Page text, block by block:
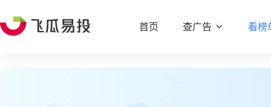
首页 查广告 看榜